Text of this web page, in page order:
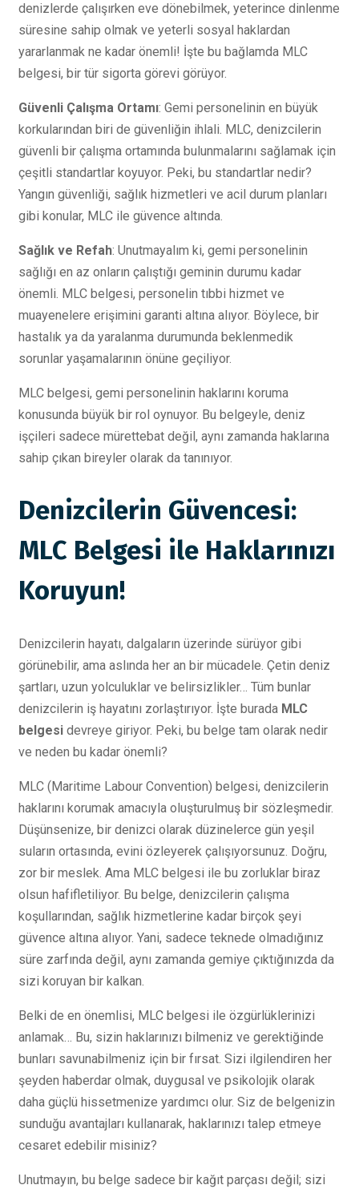
denizlerde çalışırken eve dönebilmek, yeterince dinlenme
süresine sahip olmak ve yeterli sosyal haklardan
yararlanmak ne kadar önemli! İşte bu bağlamda MLC
belgesi, bir tür sigorta görevi görüyor.
Güvenli Çalışma Ortamı: Gemi personelinin en büyük
korkularından biri de güvenliğin ihlali. MLC, denizcilerin
güvenli bir çalışma ortamında bulunmalarını sağlamak için
çeşitli standartlar koyuyor. Peki, bu standartlar nedir?
Yangın güvenliği, sağlık hizmetleri ve acil durum planları
gibi konular, MLC ile güvence altında.
Sağlık ve Refah: Unutmayalım ki, gemi personelinin
sağlığı en az onların çalıştığı geminin durumu kadar
önemli. MLC belgesi, personelin tıbbi hizmet ve
muayenelere erişimini garanti altına alıyor. Böylece, bir
hastalık ya da yaralanma durumunda beklenmedik
sorunlar yaşamalarının önüne geçiliyor.
MLC belgesi, gemi personelinin haklarını koruma
konusunda büyük bir rol oynuyor. Bu belgeyle, deniz
işçileri sadece mürettebat değil, aynı zamanda haklarına
sahip çıkan bireyler olarak da tanınıyor.
Denizcilerin Güvencesi:
MLC Belgesi ile Haklarınızı
Koruyun!
Denizcilerin hayatı, dalgaların üzerinde sürüyor gibi
görünebilir, ama aslında her an bir mücadele. Çetin deniz
şartları, uzun yolculuklar ve belirsizlikler… Tüm bunlar
denizcilerin iş hayatını zorlaştırıyor. İşte burada MLC
belgesi devreye giriyor. Peki, bu belge tam olarak nedir
ve neden bu kadar önemli?
MLC (Maritime Labour Convention) belgesi, denizcilerin
haklarını korumak amacıyla oluşturulmuş bir sözleşmedir.
Düşünsenize, bir denizci olarak düzinelerce gün yeşil
suların ortasında, evini özleyerek çalışıyorsunuz. Doğru,
zor bir meslek. Ama MLC belgesi ile bu zorluklar biraz
olsun hafifletiliyor. Bu belge, denizcilerin çalışma
koşullarından, sağlık hizmetlerine kadar birçok şeyi
güvence altına alıyor. Yani, sadece teknede olmadığınız
süre zarfında değil, aynı zamanda gemiye çıktığınızda da
sizi koruyan bir kalkan.
Belki de en önemlisi, MLC belgesi ile özgürlüklerinizi
anlamak… Bu, sizin haklarınızı bilmeniz ve gerektiğinde
bunları savunabilmeniz için bir fırsat. Sizi ilgilendiren her
şeyden haberdar olmak, duygusal ve psikolojik olarak
daha güçlü hissetmenize yardımcı olur. Siz de belgenizin
sunduğu avantajları kullanarak, haklarınızı talep etmeye
cesaret edebilir misiniz?
Unutmayın, bu belge sadece bir kağıt parçası değil; sizi